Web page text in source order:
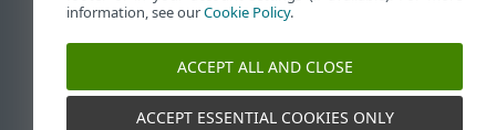
End of Life
ESET Knowledge Base
ESET Status Portal
information, see ourCookie Policy.
ACCEPT ALL AND CLOSE
ACCEPT ESSENTIAL COOKIES ONLY